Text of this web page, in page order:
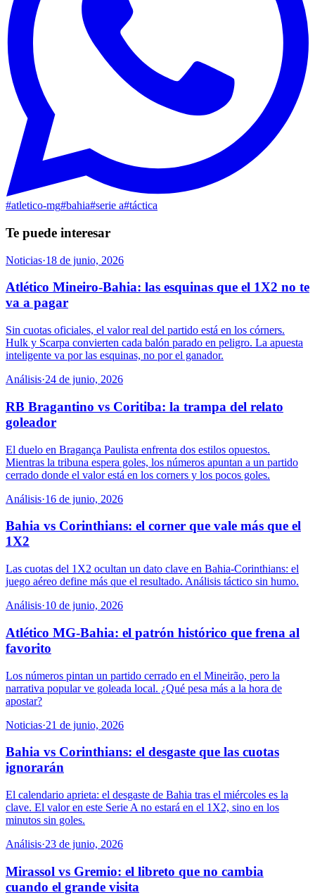
#atletico-mg#bahia#serie a#táctica
Te puede interesar
Noticias·18 de junio, 2026
Atlético Mineiro-Bahia: las esquinas que el 1X2 no te
va a pagar
Sin cuotas oficiales, el valor real del partido está en los córners.
Hulk y Scarpa convierten cada balón parado en peligro. La apuesta
inteligente va por las esquinas, no por el ganador.
Análisis·24 de junio, 2026
RB Bragantino vs Coritiba: la trampa del relato
goleador
El duelo en Bragança Paulista enfrenta dos estilos opuestos.
Mientras la tribuna espera goles, los números apuntan a un partido
cerrado donde el valor está en los corners y los pocos goles.
Análisis·16 de junio, 2026
Bahia vs Corinthians: el corner que vale más que el
1X2
Las cuotas del 1X2 ocultan un dato clave en Bahia-Corinthians: el
juego aéreo define más que el resultado. Análisis táctico sin humo.
Análisis·10 de junio, 2026
Atlético MG-Bahia: el patrón histórico que frena al
favorito
Los números pintan un partido cerrado en el Mineirão, pero la
narrativa popular ve goleada local. ¿Qué pesa más a la hora de
apostar?
Noticias·21 de junio, 2026
Bahia vs Corinthians: el desgaste que las cuotas
ignorarán
El calendario aprieta: el desgaste de Bahia tras el miércoles es la
clave. El valor en este Serie A no estará en el 1X2, sino en los
minutos sin goles.
Análisis·23 de junio, 2026
Mirassol vs Gremio: el libreto que no cambia
cuando el grande visita